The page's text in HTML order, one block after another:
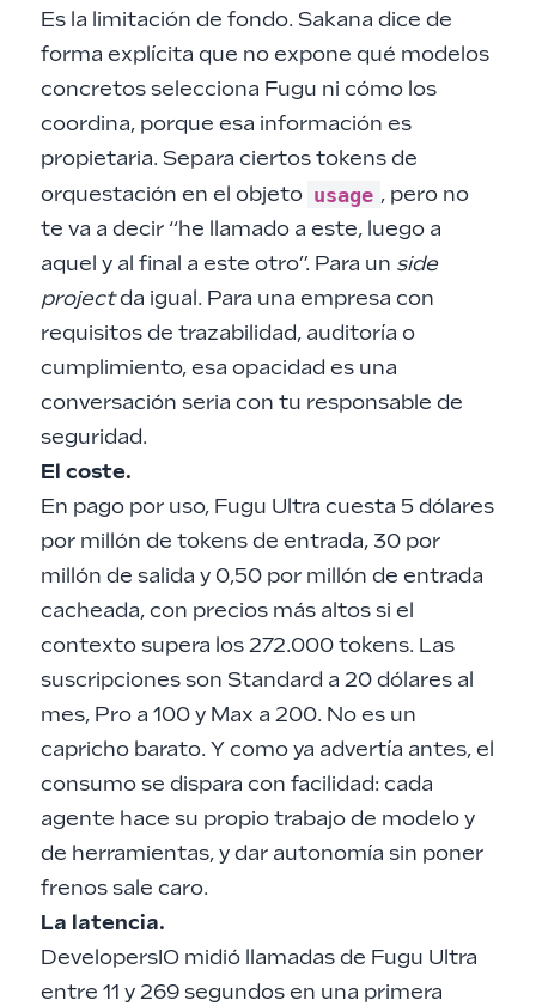
Es la limitación de fondo. Sakana dice de
forma explícita que no expone qué modelos
concretos selecciona Fugu ni cómo los
coordina, porque esa información es
propietaria. Separa ciertos tokens de
orquestación en el objeto usage , pero no
te va a decir “he llamado a este, luego a
aquel y al final a este otro”. Para un side
projectda igual. Para una empresa con
requisitos de trazabilidad, auditoría o
cumplimiento, esa opacidad es una
conversación seria con tu responsable de
seguridad.
El coste.
En pago por uso, Fugu Ultra cuesta 5 dólares
por millón de tokens de entrada, 30 por
millón de salida y 0,50 por millón de entrada
cacheada, con precios más altos si el
contexto supera los 272.000 tokens. Las
suscripciones son Standard a 20 dólares al
mes, Pro a 100 y Max a 200. No es un
capricho barato. Y como ya advertía antes, el
consumo se dispara con facilidad: cada
agente hace su propio trabajo de modelo y
de herramientas, y dar autonomía sin poner
frenos sale caro.
La latencia.
DevelopersIO midió llamadas de Fugu Ultra
entre 11 y 269 segundos en una primera